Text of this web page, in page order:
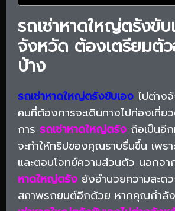
รถเช่าหาดใหญ่ตรังขับ
จังหวัด ต้องเตรียมตัว
บ้าง
รถเช่าหาดใหญ่ตรังขับเอง ไปต่าง
คนที่ต้องการจะเดินทางไปท่องเที่
การ รถเช่าหาดใหญ่ตรัง ถือเป็นอี
จะทำให้ทริปของคุณราบรื่นขึ้น เพร
และตอบโจทย์ความส่วนตัว นอกจ
หาดใหญ่ตรัง ยังอำนวยความสะด
สภาพรถยนต์อีกด้วย หากคุณกำลัง